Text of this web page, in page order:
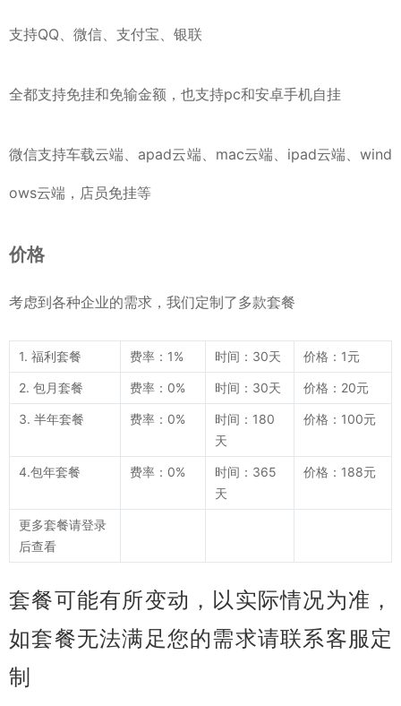
支持QQ、微信、支付宝、银联
全都支持免挂和免输金额，也支持pc和安卓手机自挂
微信支持车载云端、apad云端、mac云端、ipad云端、wind
ows云端，店员免挂等
价格
考虑到各种企业的需求，我们定制了多款套餐
1. 福利套餐 费率：1% 时间：30天 价格：1元
2. 包月套餐 费率：0% 时间：30天 价格：20元
3. 半年套餐 费率：0%
时间：180
天
价格：100元
4.包年套餐 费率：0%
时间：365
天
价格：188元
更多套餐请登录
后查看
套餐可能有所变动，以实际情况为准，
如套餐无法满足您的需求请联系客服定
制